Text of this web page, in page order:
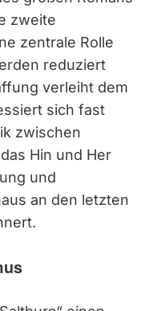
zweite
zentrale Rolle
reduziert
verleiht dem
sich fast
zwischen
Hin und Her
und
an den letzten